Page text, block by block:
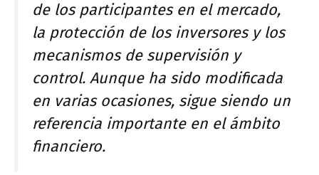
de los participantes en el mercado,
la protección de los inversores y los
mecanismos de supervisión y
control. Aunque ha sido modificada
en varias ocasiones, sigue siendo un
referencia importante en el ámbito
financiero.